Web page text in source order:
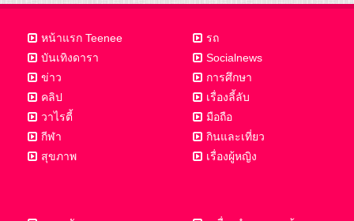
หน้าแรก Teenee
บันเทิงดารา
ข่าว
คลิป
วาไรตี้
กีฬา
สุขภาพ
รถ
Socialnews
การศึกษา
เรื่องลี้ลับ
มือถือ
กินและเที่ยว
เรื่องผู้หญิง